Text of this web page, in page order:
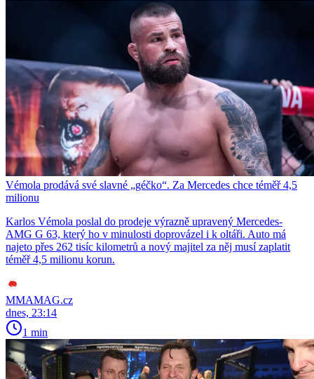
Vémola prodává své slavné „géčko“. Za Mercedes chce téměř 4,5
milionu
Karlos Vémola poslal do prodeje výrazně upravený Mercedes-
AMG G 63, který ho v minulosti doprovázel i k oltáři. Auto má
najeto přes 262 tisíc kilometrů a nový majitel za něj musí zaplatit
téměř 4,5 milionu korun.
MMAMAG.cz
dnes, 23:14
1 min